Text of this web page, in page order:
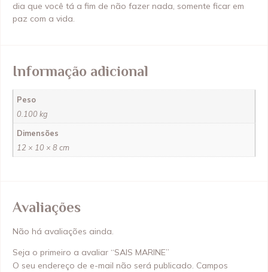
dia que você tá a fim de não fazer nada, somente ficar em
paz com a vida.
Informação adicional
Peso
0.100 kg
Dimensões
12 × 10 × 8 cm
Avaliações
Não há avaliações ainda.
Seja o primeiro a avaliar “SAIS MARINE”
O seu endereço de e-mail não será publicado. Campos